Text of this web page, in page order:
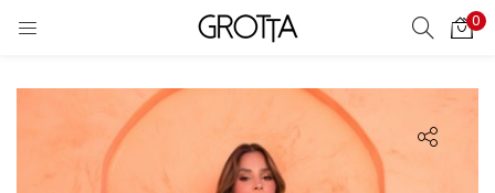
0
CRIAR CONTA
Digite seu nome de usuário ou senha.